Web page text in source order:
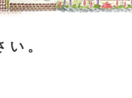
い。